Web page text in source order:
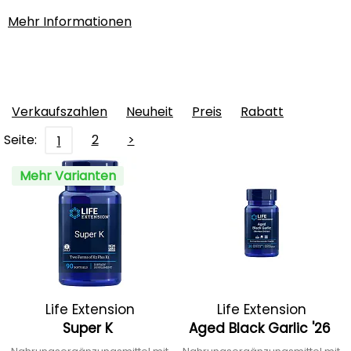
Mehr Informationen
Verkaufszahlen Neuheit Preis
Rabatt
Seite:
1 2
>
Mehr Varianten
Life Extension
Super K
Life Extension
Aged Black Garlic '26